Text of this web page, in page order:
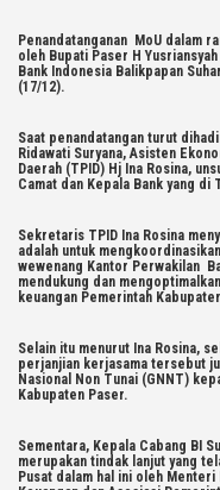
Penandatanganan MoU dalam
oleh Bupati Paser H
Bank Indonesia Balikpapan
(17/12).
Saat penandatangan turut
Ridawati Suryana, Asisten
Daerah (TPID) Hj Ina Rosina,
Camat dan Kepala Bank yang di
Sekretaris TPID Ina Rosina
adalah untuk
wewenang Kantor Perwakilan
mendukung dan
keuangan Pemerintah
Selain itu menurut Ina Rosina,
perjanjian kerjasama tersebut
Nasional Non Tunai (GNNT)
Kabupaten Paser.
Sementara, Kepala Cabang BI
merupakan tindak lanjut yang
Pusat dalam hal ini oleh